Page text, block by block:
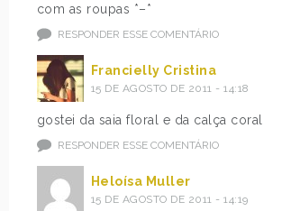
com as roupas *–*
RESPONDER ESSE COMENTÁRIO
Francielly Cristina
15 DE AGOSTO DE 2011 - 14:18
gostei da saia floral e da calça coral
RESPONDER ESSE COMENTÁRIO
Heloísa Muller
15 DE AGOSTO DE 2011 - 14:19